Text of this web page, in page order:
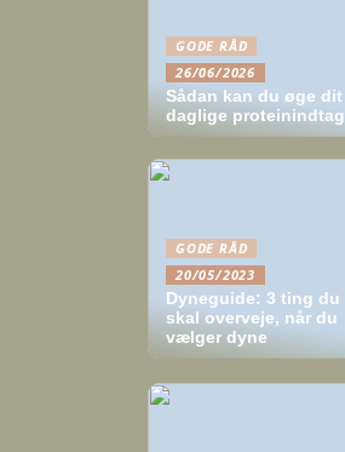
GODE RÅD
26/06/2026
Sådan kan du øge dit
daglige proteinindtag
GODE RÅD
20/05/2023
Dyneguide: 3 ting du
skal overveje, når du
vælger dyne